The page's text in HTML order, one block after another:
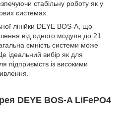
стабільну роботу як у
системах.
лінійки DEYE BOS-A, що
від одного модуля до 21
ємність системи може
ідеальний вибір як для
підприємств із високими
DEYE BOS-A LiFePO4